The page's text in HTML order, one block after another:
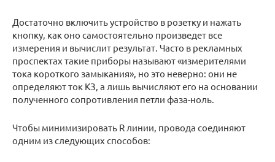
Достаточно включить устройство в розетку и нажать
кнопку, как оно самостоятельно произведет все
измерения и вычислит результат. Часто в рекламных
проспектах такие приборы называют «измерителями
тока короткого замыкания», но это неверно: они не
определяют ток КЗ, а лишь вычисляют его на основании
полученного сопротивления петли фаза-ноль.
Чтобы минимизировать R линии, провода соединяют
одним из следующих способов: